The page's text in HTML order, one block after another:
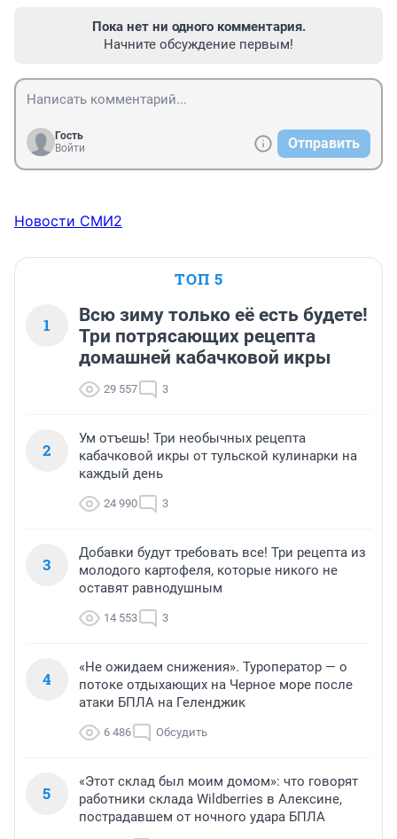
Пока нет ни одного комментария.
Начните обсуждение первым!
Гость
Войти
Отправить
Новости СМИ2
ТОП 5
1
Всю зиму только её есть будете!
Три потрясающих рецепта
домашней кабачковой икры
29 557 3
2
Ум отъешь! Три необычных рецепта
кабачковой икры от тульской кулинарки на
каждый день
24 990 3
3
Добавки будут требовать все! Три рецепта из
молодого картофеля, которые никого не
оставят равнодушным
14 553 3
4
«Не ожидаем снижения». Туроператор — о
потоке отдыхающих на Черное море после
атаки БПЛА на Геленджик
6 486 Обсудить
5
«Этот склад был моим домом»: что говорят
работники склада Wildberries в Алексине,
пострадавшем от ночного удара БПЛА